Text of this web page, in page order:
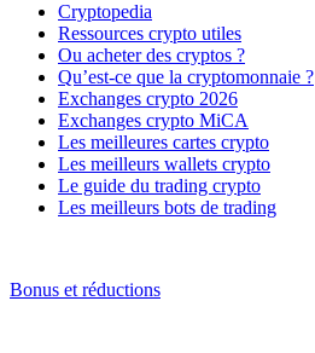
Cryptopedia
Ressources crypto utiles
Ou acheter des cryptos ?
Qu’est-ce que la cryptomonnaie ?
Exchanges crypto 2026
Exchanges crypto MiCA
Les meilleures cartes crypto
Les meilleurs wallets crypto
Le guide du trading crypto
Les meilleurs bots de trading
Bonus et réductions